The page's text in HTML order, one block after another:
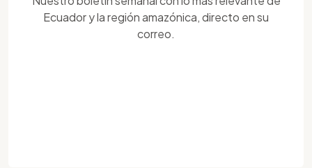
Ecuador y la región amazónica, directo en su
correo.